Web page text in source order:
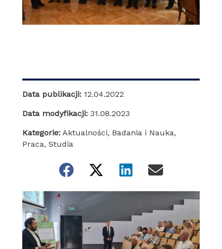
Data publikacji: 12.04.2022
Data modyfikacji: 31.08.2023
Kategorie: Aktualności, Badania i Nauka,
Praca, Studia